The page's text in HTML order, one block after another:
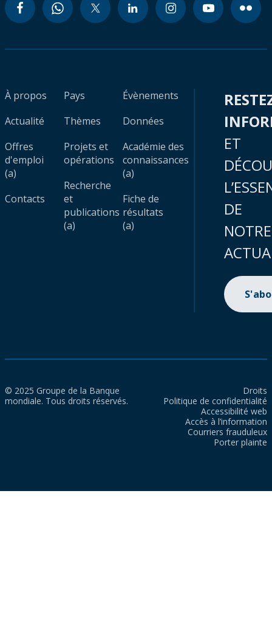
À propos
Actualité
Offres
d'emploi
(a)
Contacts
Pays
Thèmes
Projets et
opérations
Recherche
et
publications
(a)
Évènements
Données
Académie des
connaissances
(a)
Fiche de
résultats
(a)
ET
DE
NOTRE
© 2025 Groupe de la Banque
mondiale. Tous droits réservés.
Droits
Politique de confidentialité
Accessibilité web
Accès à l’information
Courriers frauduleux
Porter plainte